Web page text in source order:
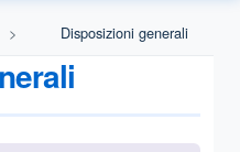
Disposizioni generali